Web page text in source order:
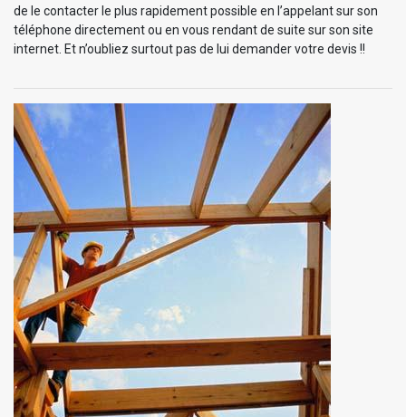
de le contacter le plus rapidement possible en l’appelant sur son
téléphone directement ou en vous rendant de suite sur son site
internet. Et n’oubliez surtout pas de lui demander votre devis !!